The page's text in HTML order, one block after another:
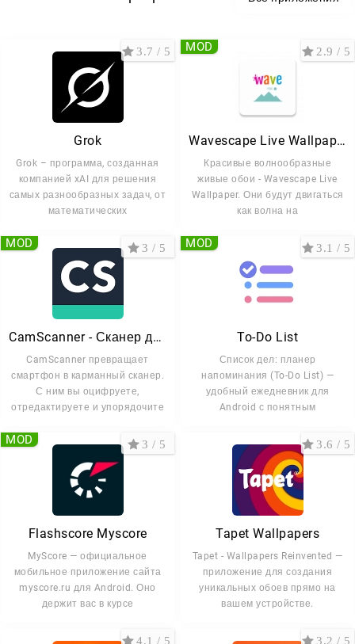
Grok
Grok – программа, созданная
компанией xAI для решения
самых разнообразных задач, от
математических
3.7 / 5
Wavescape Live Wallpaper FULL
Красивые волнообразные
живые обои - Wavescape Live
Wallpaper. Они будут двигаться
как волна на
2.9 / 5
MOD
CamScanner - Сканер документов
CamScanner превращает
смартфон в карманный сканер.
С ним вы оцифруете,
отредактируете и упорядочите
3 / 5
MOD
To-Do List
Список дел: планер
напоминания (To-Do List) —
удобный ежедневник для
Android с понятным
3.1 / 5
MOD
Flashscore Myscore
MyScore — официальное
мобильное приложение сайта
myscore.ru для Android. Оно
держит вас в курсе
3 / 5
MOD
Tapet Wallpapers
Tapet - Wallpapers Reinvented —
приложение для создания
уникальных обоев прямо на
вашем устройстве.
3.6 / 5
4.1 / 5 3.2 / 5